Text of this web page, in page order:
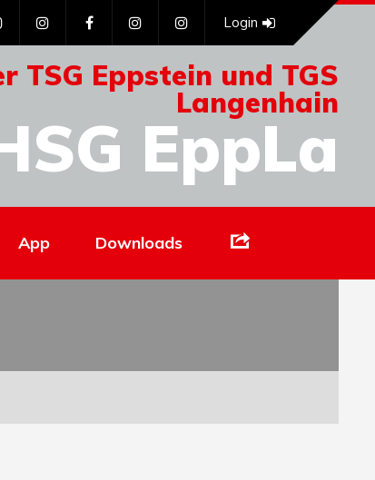
TSG Eppstein und TGS
Langenhain
EppLa
Login
App Downloads